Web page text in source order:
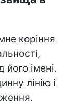
коріння
імені.
лінію і